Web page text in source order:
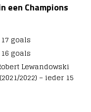
een Champions
goals
goals
Lewandowski
2022) – ieder 15